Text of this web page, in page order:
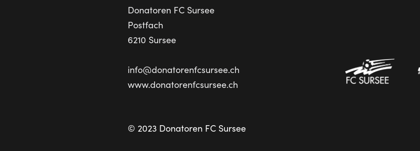
Donatoren FC Sursee
Postfach
6210 Sursee
info@donatorenfcsursee.ch
www.donatorenfcsursee.ch
© 2023 Donatoren FC Sursee